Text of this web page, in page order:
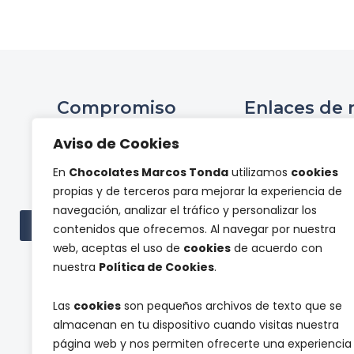
Aviso de Cookies
En Chocolates Marcos Tonda utilizamos cookies
propias y de terceros para mejorar la experiencia de
navegación, analizar el tráfico y personalizar los
contenidos que ofrecemos. Al navegar por nuestra
web, aceptas el uso de cookies de acuerdo con
nuestra Política de Cookies.
Las cookies son pequeños archivos de texto que se
almacenan en tu dispositivo cuando visitas nuestra
página web y nos permiten ofrecerte una experiencia
Compromiso
Proyectos de
investigación
Ver todas las subvenciones
Enlaces de
Panel de